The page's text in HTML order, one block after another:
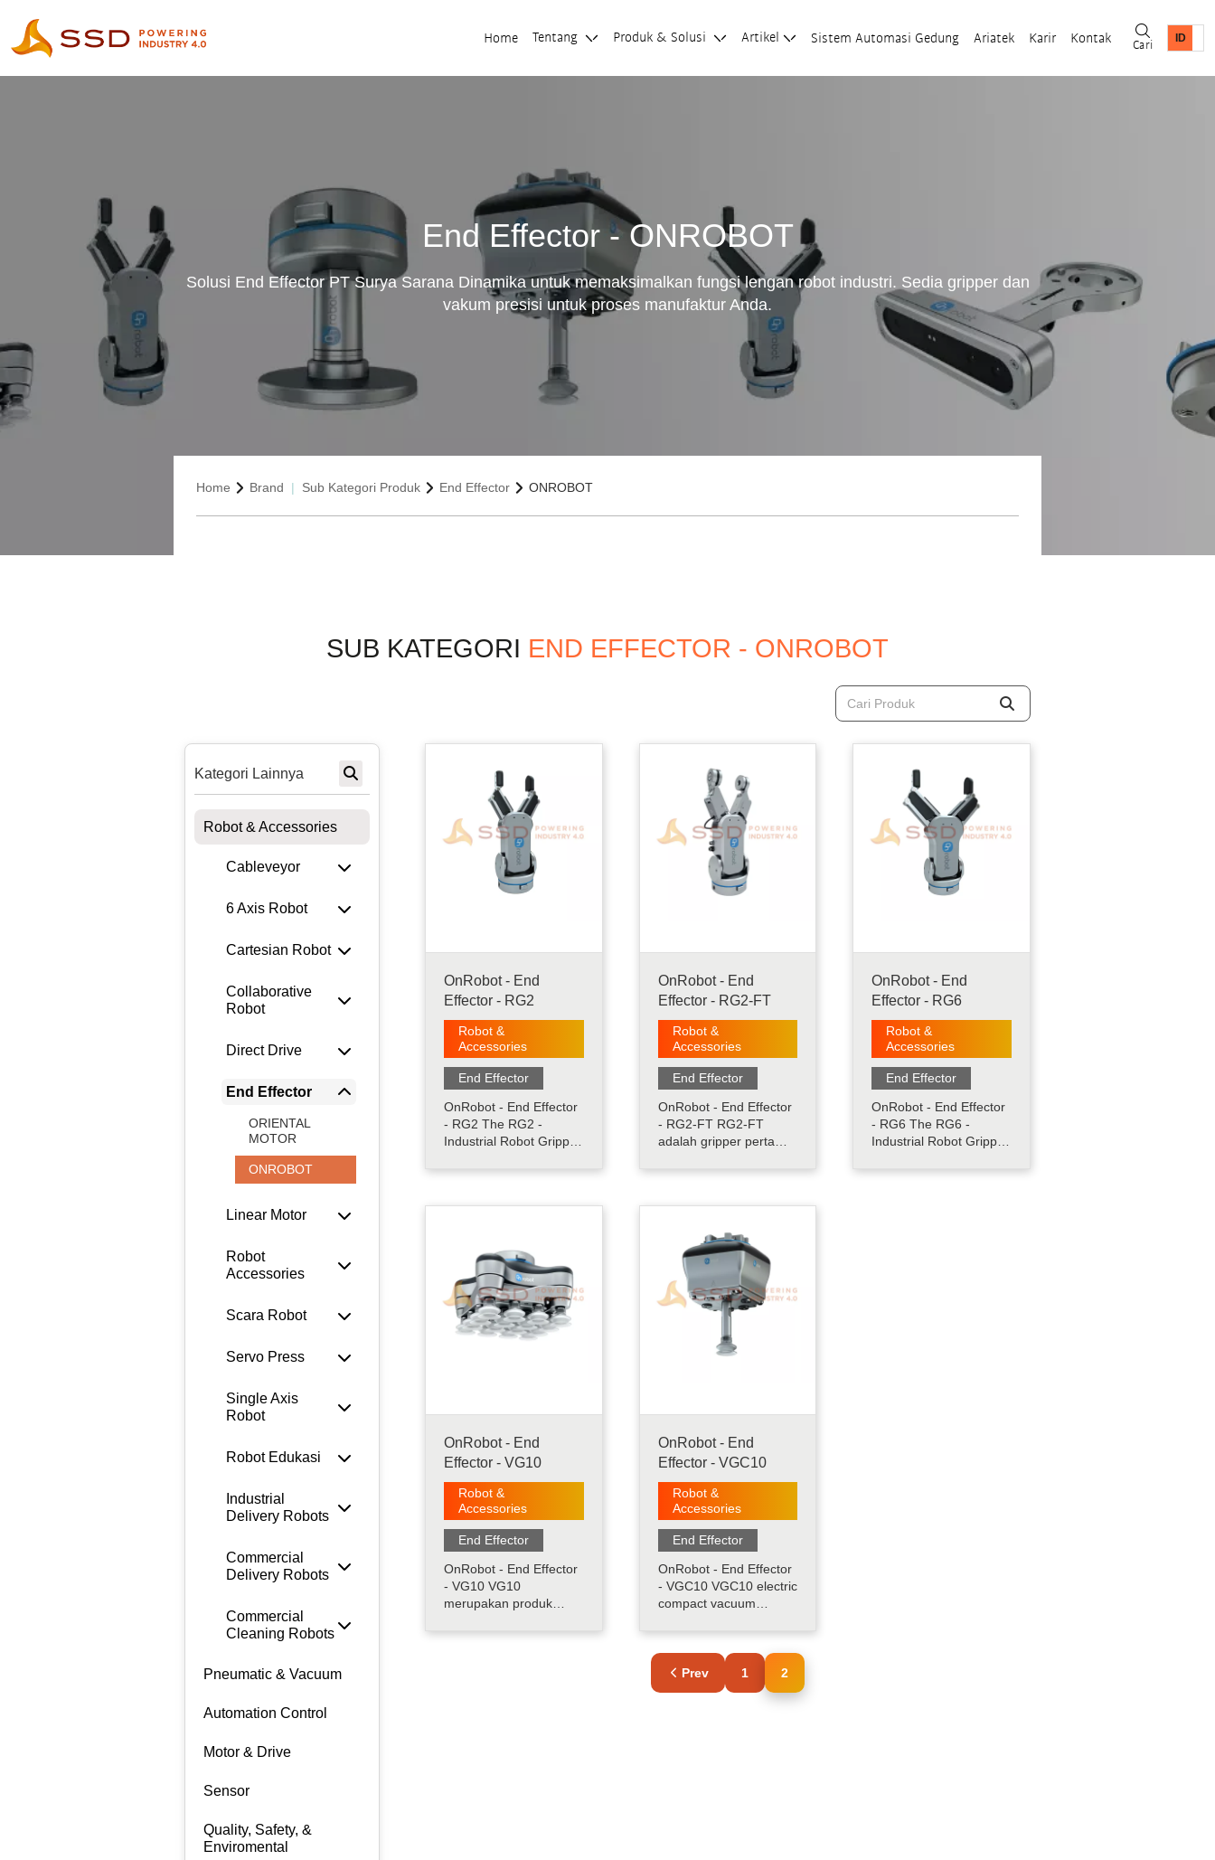
Home Tentang Produk & Solusi Artikel Sistem Automasi Gedung Ariatek Karir Kontak Cari
End Effector - ONROBOT
Solusi End Effector PT Surya Sarana Dinamika untuk memaksimalkan fungsi lengan robot industri. Sedia gripper dan
vakum presisi untuk proses manufaktur Anda.
Home Brand Sub Kategori Produk End Effector ONROBOT
SUB KATEGORI END EFFECTOR - ONROBOT
Kategori Lainnya
Robot & Accessories
Cableveyor
6 Axis Robot
Cartesian Robot
Collaborative
Robot
Direct Drive
End Effector
ORIENTAL
MOTOR
ONROBOT
Linear Motor
Robot
Accessories
Scara Robot
Servo Press
Single Axis
Robot
Robot Edukasi
Industrial
Delivery Robots
Commercial
Delivery Robots
Commercial
Cleaning Robots
Pneumatic & Vacuum
Automation Control
Motor & Drive
Sensor
Quality, Safety, &
Enviromental
OnRobot - End
Effector - RG2
Robot &
Accessories
End Effector
OnRobot - End Effector
- RG2 The RG2 -
Industrial Robot Gripper
collaborative gripper
variasi berbagai ukuran
aplikasi pick and place.
Gaya genggaman serta
lebar genggaman dapat
d.....
OnRobot - End
Effector - RG2-FT
Robot &
Accessories
End Effector
OnRobot - End Effector
- RG2-FT RG2-FT
adalah gripper pertama
mendeteksi objek
kekuatan/torsi bawaan
FT merupakan gripper
canggih dengan
tambahan
penginderaan dan
kecerdasan. RG2-FT
OnRobot - End
Effector - RG6
Robot &
Accessories
End Effector
OnRobot - End Effector
- RG6 The RG6 -
Industrial Robot Gripper
merupakan electric
OnRobot - End
Effector - VG10
Robot &
Accessories
End Effector
OnRobot - End Effector
- VG10 VG10
merupakan produk
mudah dipindah-pindah,
OnRobot - End
Effector - VGC10
Robot &
Accessories
End Effector
OnRobot - End Effector
- VGC10 VGC10 electric
compact vacuum
kemungkinan
penyesuaian yang tidak
terbatas. VGC10
memiliki opsi cangkir
Prev 1 2